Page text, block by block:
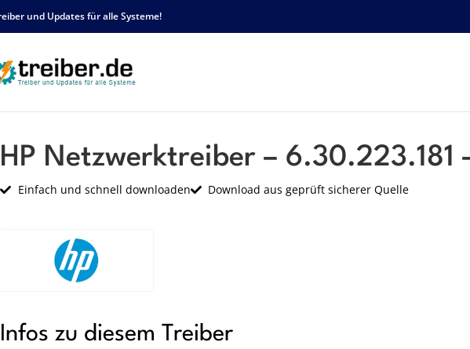
und Updates für alle Systeme!
HP Netzwerktreiber – 6.30.223.181
Einfach und schnell downloaden Download aus geprüft sicherer Quelle
Infos zu diesem Treiber